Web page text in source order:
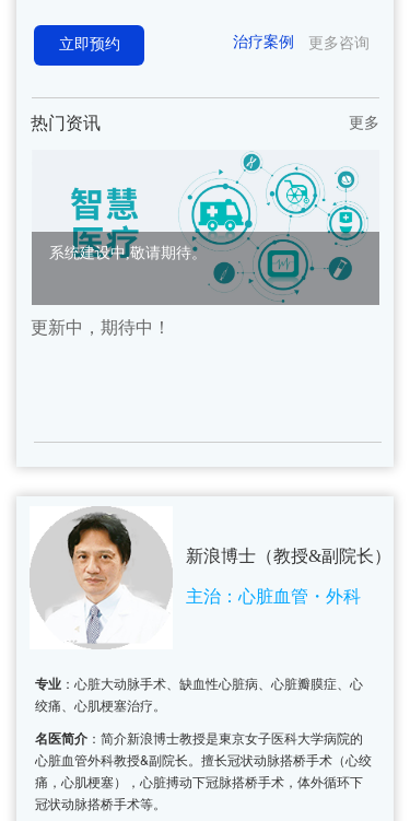
立即预约 治疗案例 更多咨询
热门资讯 更多
系统建设中,敬请期待。
更新中，期待中！
主治：心脏血管・外科
专业 ： 心脏大动脉手术、缺血性心脏病、心脏瓣膜症、心
绞痛、心肌梗塞治疗。
名医简介 ： 简介新浪博士教授是東京女子医科大学病院的
心脏血管外科教授&副院长。擅长冠状动脉搭桥手术（心绞
痛，心肌梗塞），心脏搏动下冠脉搭桥手术，体外循环下
冠状动脉搭桥手术等。